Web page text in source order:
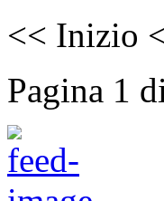
<< Inizio
Pagina 1